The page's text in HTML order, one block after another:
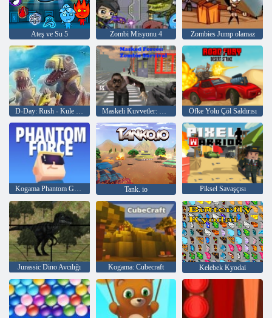
Ateş ve Su 5 Zombi Misyonu 4 Zombies Jump olamaz
D-Day: Rush - Kule Savunma Maskeli Kuvvetler: Zombie Survival Öfke Yolu Çöl Saldırısı
Kogama Phantom Gücü Tank. io Piksel Savaşçısı
Jurassic Dino Avcılığı Kogama: Cubecraft Kelebek Kyodai